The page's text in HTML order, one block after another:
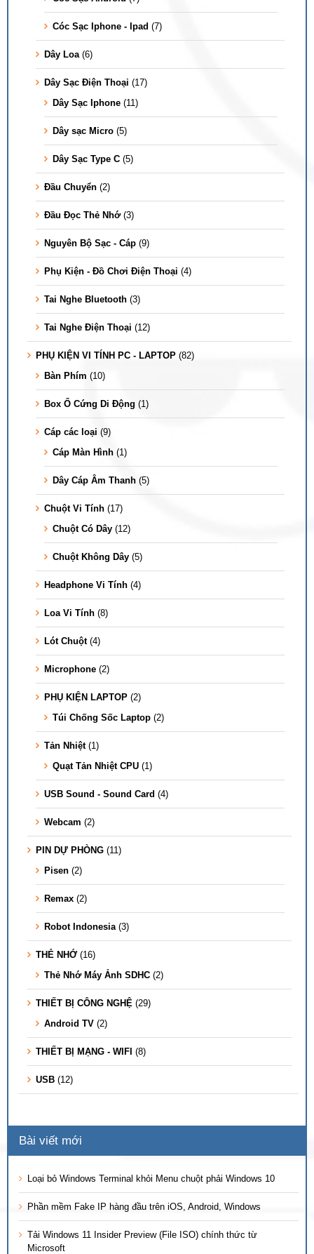
Cóc Sạc Iphone - Ipad (7)
Dây Loa (6)
Dây Sạc Điện Thoại (17)
Dây Sạc Iphone (11)
Dây sạc Micro (5)
Dây Sạc Type C (5)
Đầu Chuyển (2)
Đầu Đọc Thẻ Nhớ (3)
Nguyên Bộ Sạc - Cáp (9)
Phụ Kiện - Đồ Chơi Điện Thoại (4)
Tai Nghe Bluetooth (3)
Tai Nghe Điện Thoại (12)
PHỤ KIỆN VI TÍNH PC - LAPTOP (82)
Bàn Phím (10)
Box Ổ Cứng Di Động (1)
Cáp các loại (9)
Cáp Màn Hình (1)
Dây Cáp Âm Thanh (5)
Chuột Vi Tính (17)
Chuột Có Dây (12)
Chuột Không Dây (5)
Headphone Vi Tính (4)
Loa Vi Tính (8)
Lót Chuột (4)
Microphone (2)
PHỤ KIỆN LAPTOP (2)
Túi Chống Sốc Laptop (2)
Tản Nhiệt (1)
Quạt Tản Nhiệt CPU (1)
USB Sound - Sound Card (4)
Webcam (2)
PIN DỰ PHÒNG (11)
Pisen (2)
Remax (2)
Robot Indonesia (3)
THẺ NHỚ (16)
Thẻ Nhớ Máy Ảnh SDHC (2)
THIẾT BỊ CÔNG NGHỆ (29)
Android TV (2)
THIẾT BỊ MẠNG - WIFI (8)
USB (12)
Bài viết mới
Loại bỏ Windows Terminal khỏi Menu chuột phải Windows 10
Phần mềm Fake IP hàng đầu trên iOS, Android, Windows
Tải Windows 11 Insider Preview (File ISO) chính thức từ
Microsoft